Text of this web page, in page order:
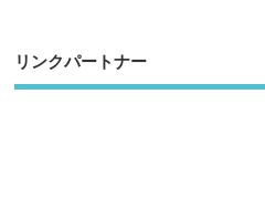
リンクパートナー